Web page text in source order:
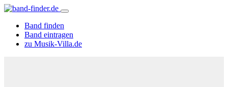
Band finden
Band eintragen
zu Musik-Villa.de